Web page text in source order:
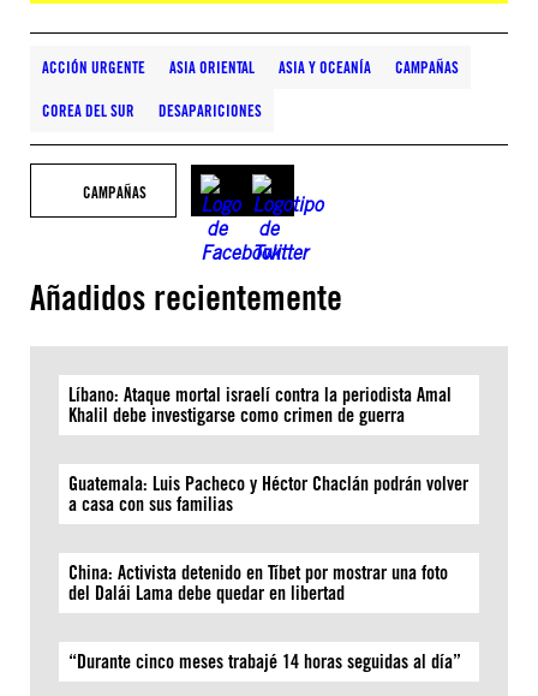
ACCIÓN URGENTE ASIA ORIENTAL ASIA Y OCEANÍA CAMPAÑAS
COREA DEL SUR DESAPARICIONES
CAMPAÑAS
Añadidos recientemente
Líbano: Ataque mortal israelí contra la periodista Amal
Khalil debe investigarse como crimen de guerra
Guatemala: Luis Pacheco y Héctor Chaclán podrán volver
a casa con sus familias
China: Activista detenido en Tíbet por mostrar una foto
del Dalái Lama debe quedar en libertad
“Durante cinco meses trabajé 14 horas seguidas al día”